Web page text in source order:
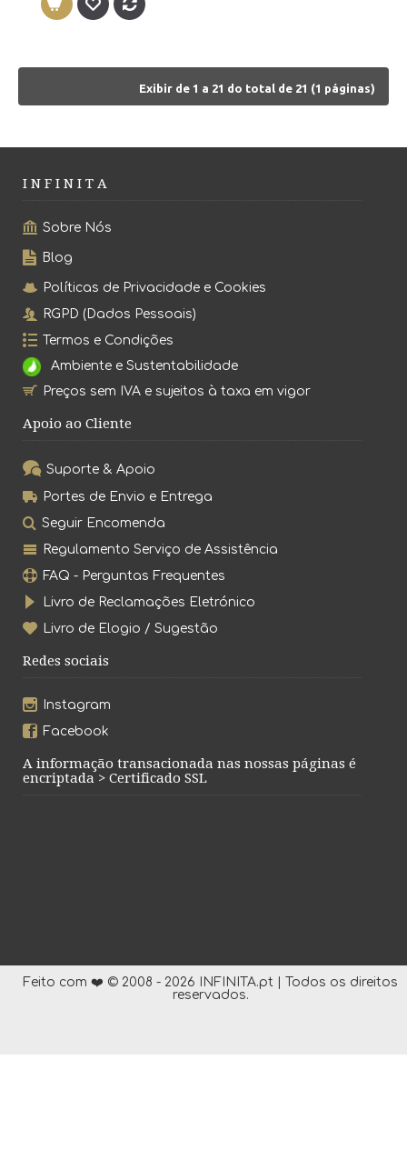
Exibir de 1 a 21 do total de 21 (1 páginas)
I N F I N I T A
Sobre Nós
Blog
Políticas de Privacidade e Cookies
RGPD (Dados Pessoais)
Termos e Condições
Ambiente e Sustentabilidade
Preços sem IVA e sujeitos à taxa em vigor
Apoio ao Cliente
Suporte & Apoio
Portes de Envio e Entrega
Seguir Encomenda
Regulamento Serviço de Assistência
FAQ - Perguntas Frequentes
Livro de Reclamações Eletrónico
Livro de Elogio / Sugestão
Redes sociais
Instagram
Facebook
A informação transacionada nas nossas páginas é
encriptada > Certificado SSL
Feito com ❤️ © 2008 - 2026 INFINITA.pt | Todos os direitos
reservados.